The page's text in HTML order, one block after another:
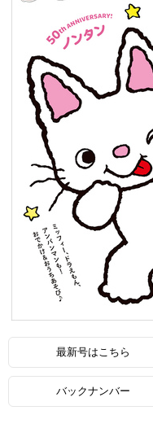
最新号はこちら
バックナンバー